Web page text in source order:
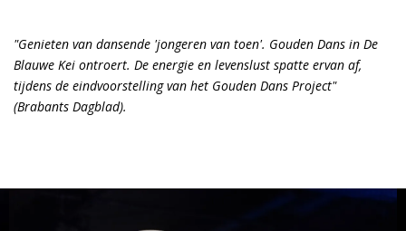
"Genieten van dansende 'jongeren van toen'. Gouden Dans in De
Blauwe Kei ontroert. De energie en levenslust spatte ervan af,
tijdens de eindvoorstelling van het Gouden Dans Project"
(Brabants Dagblad).